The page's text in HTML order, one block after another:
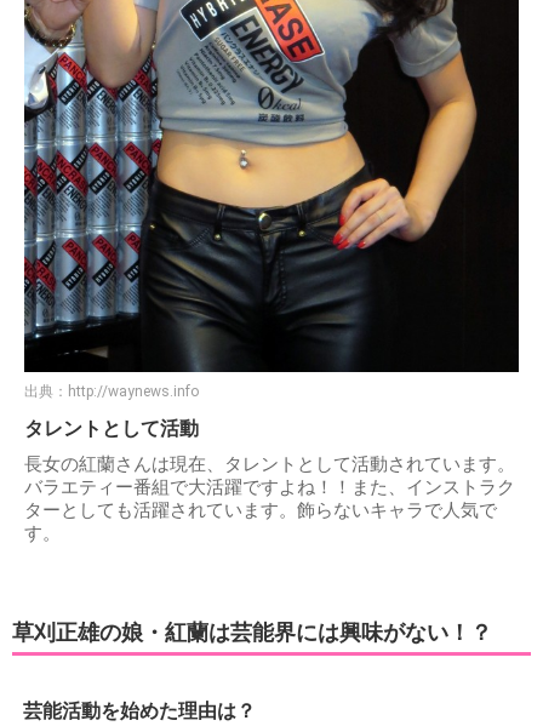
出典： http://waynews.info
タレントとして活動
長女の紅蘭さんは現在、タレントとして活動されています。
バラエティー番組で大活躍ですよね！！また、インストラク
ターとしても活躍されています。飾らないキャラで人気で
す。
草刈正雄の娘・紅蘭は芸能界には興味がない！？
芸能活動を始めた理由は？